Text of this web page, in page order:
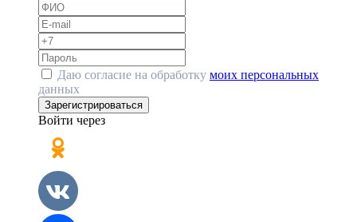
Даю согласие на обработку моих персональных
данных
Зарегистрироваться
Войти через